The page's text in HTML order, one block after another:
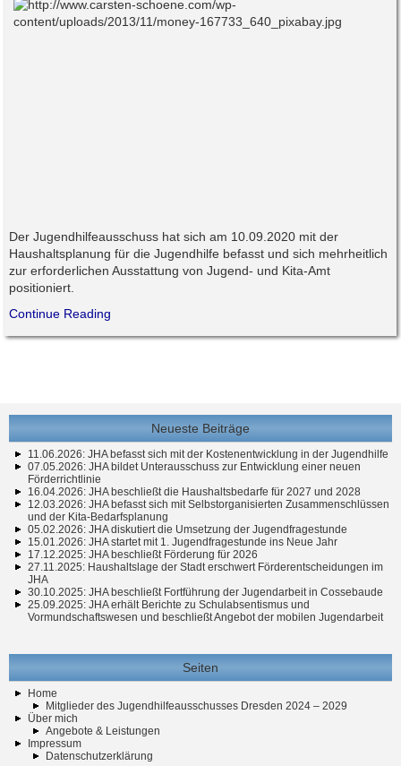
Der Jugendhilfeausschuss hat sich am 10.09.2020 mit der
Haushaltsplanung für die Jugendhilfe befasst und sich mehrheitlich
zur erforderlichen Ausstattung von Jugend- und Kita-Amt
positioniert.
Continue Reading
Neueste Beiträge
11.06.2026: JHA befasst sich mit der Kostenentwicklung in der Jugendhilfe
07.05.2026: JHA bildet Unterausschuss zur Entwicklung einer neuen
Förderrichtlinie
16.04.2026: JHA beschließt die Haushaltsbedarfe für 2027 und 2028
12.03.2026: JHA befasst sich mit Selbstorganisierten Zusammenschlüssen
und der Kita-Bedarfsplanung
05.02.2026: JHA diskutiert die Umsetzung der Jugendfragestunde
15.01.2026: JHA startet mit 1. Jugendfragestunde ins Neue Jahr
17.12.2025: JHA beschließt Förderung für 2026
27.11.2025: Haushaltslage der Stadt erschwert Förderentscheidungen im
JHA
30.10.2025: JHA beschließt Fortführung der Jugendarbeit in Cossebaude
25.09.2025: JHA erhält Berichte zu Schulabsentismus und
Vormundschaftswesen und beschließt Angebot der mobilen Jugendarbeit
Seiten
Home
Mitglieder des Jugendhilfeausschusses Dresden 2024 – 2029
Über mich
Angebote & Leistungen
Impressum
Datenschutzerklärung